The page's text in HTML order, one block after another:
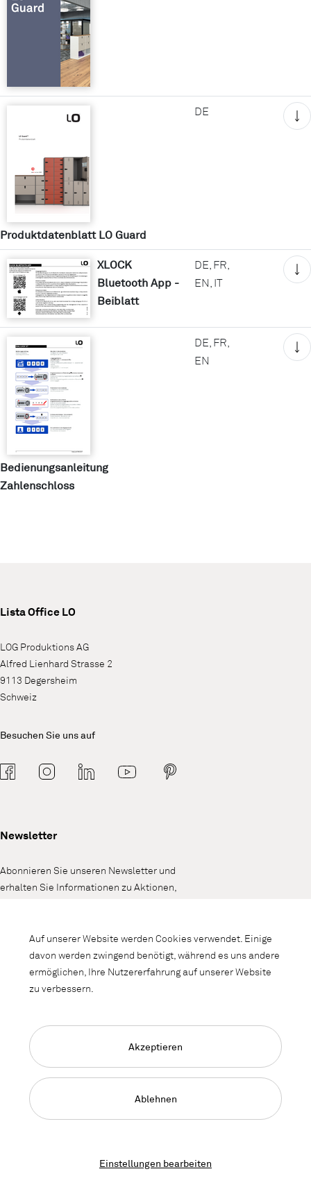
Produktdatenblatt LO Guard
DE
XLOCK
Bluetooth App -
Beiblatt
DE, FR,
EN, IT
Bedienungsanleitung
Zahlenschloss
DE, FR,
EN
Lista Office LO
LOG Produktions AG
Alfred Lienhard Strasse 2
9113 Degersheim
Schweiz
Besuchen Sie uns auf
Newsletter
Abonnieren Sie unseren Newsletter und
erhalten Sie Informationen zu Aktionen,
Language Navigation
Deutsch
Impressum AGB
Auf unserer Website werden Cookies verwendet. Einige
davon werden zwingend benötigt, während es uns andere
ermöglichen, Ihre Nutzererfahrung auf unserer Website
zu verbessern.
Einstellungen bearbeiten
Ablehnen
Akzeptieren